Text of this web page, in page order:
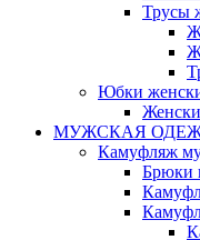
Трусы
Юбки
МУЖСКАЯ
Камуфляж
Брюки